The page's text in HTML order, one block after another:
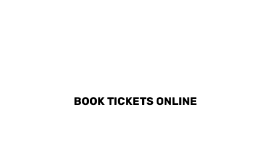
BOOK TICKETS ONLINE